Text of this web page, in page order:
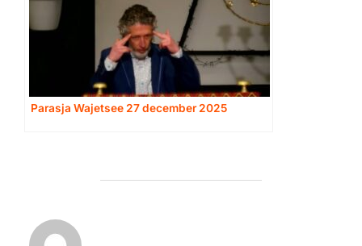
Parasja Wajetsee 27 december 2025